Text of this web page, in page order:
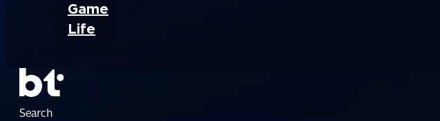
Game
Life
Search